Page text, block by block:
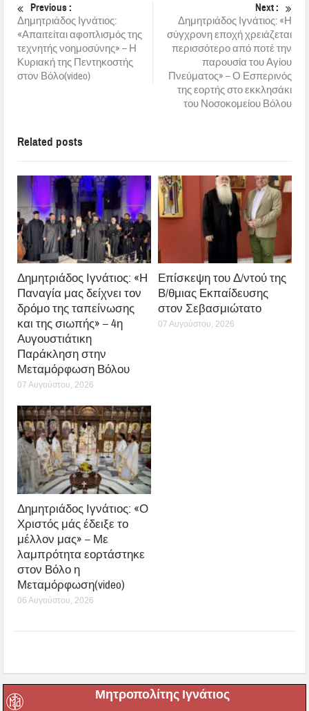
Previous :
Δημητριάδος Ιγνάτιος:
«Απαιτείται αφοπλισμός της
τεχνητής νοημοσύνης» – Η
Κυριακή της Πεντηκοστής
στον Βόλο(video)
Next :
Δημητριάδος Ιγνάτιος: «Η
σύγχρονη εποχή χρειάζεται
περισσότερο από ποτέ την
παρουσία του Αγίου
Πνεύματος» – Ο Εσπερινός
της εορτής στο εκκλησάκι
του Νοσοκομείου Βόλου
Related posts
Δημητριάδος Ιγνάτιος: «Η
Παναγία μας δείχνει τον
δρόμο της ταπείνωσης
και της σιωπής» – 4η
Αυγουστιάτικη
Παράκληση στην
Μεταμόρφωση Βόλου
07 Αυγούστου, 2026
Επίσκεψη του Δ/ντού της
Β/θμιας Εκπαίδευσης
στον Σεβασμιώτατο
07 Αυγούστου, 2026
Δημητριάδος Ιγνάτιος: «Ο
Χριστός μάς έδειξε το
μέλλον μας» – Με
λαμπρότητα εορτάστηκε
στον Βόλο η
Μεταμόρφωση(video)
06 Αυγούστου, 2026
Μητροπολίτης Ιγνάτιος